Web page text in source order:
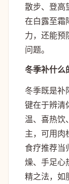
散步、登高
在白露至霜
力，还能预
问题。
冬季补什么
冬季既是补
键在于辨清
温、喜热饮
主，可用肉
食疗推荐当
燥、手足心
精之法，如